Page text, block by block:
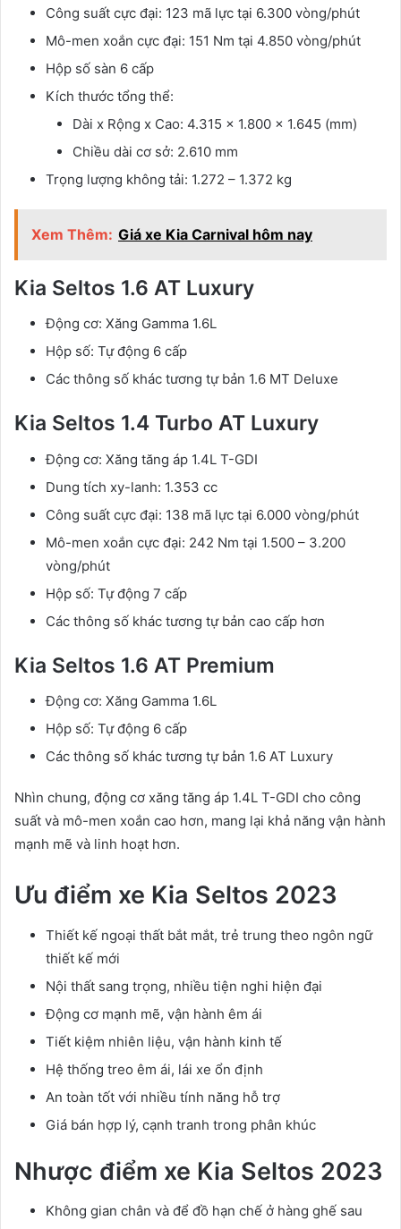
Công suất cực đại: 123 mã lực tại 6.300 vòng/phút
Mô-men xoắn cực đại: 151 Nm tại 4.850 vòng/phút
Hộp số sàn 6 cấp
Kích thước tổng thể:
Dài x Rộng x Cao: 4.315 x 1.800 x 1.645 (mm)
Chiều dài cơ sở: 2.610 mm
Trọng lượng không tải: 1.272 – 1.372 kg
Xem Thêm: Giá xe Kia Carnival hôm nay
Kia Seltos 1.6 AT Luxury
Động cơ: Xăng Gamma 1.6L
Hộp số: Tự động 6 cấp
Các thông số khác tương tự bản 1.6 MT Deluxe
Kia Seltos 1.4 Turbo AT Luxury
Động cơ: Xăng tăng áp 1.4L T-GDI
Dung tích xy-lanh: 1.353 cc
Công suất cực đại: 138 mã lực tại 6.000 vòng/phút
Mô-men xoắn cực đại: 242 Nm tại 1.500 – 3.200
vòng/phút
Hộp số: Tự động 7 cấp
Các thông số khác tương tự bản cao cấp hơn
Kia Seltos 1.6 AT Premium
Động cơ: Xăng Gamma 1.6L
Hộp số: Tự động 6 cấp
Các thông số khác tương tự bản 1.6 AT Luxury
Nhìn chung, động cơ xăng tăng áp 1.4L T-GDI cho công
suất và mô-men xoắn cao hơn, mang lại khả năng vận hành
mạnh mẽ và linh hoạt hơn.
Ưu điểm xe Kia Seltos 2023
Thiết kế ngoại thất bắt mắt, trẻ trung theo ngôn ngữ
thiết kế mới
Nội thất sang trọng, nhiều tiện nghi hiện đại
Động cơ mạnh mẽ, vận hành êm ái
Tiết kiệm nhiên liệu, vận hành kinh tế
Hệ thống treo êm ái, lái xe ổn định
An toàn tốt với nhiều tính năng hỗ trợ
Giá bán hợp lý, cạnh tranh trong phân khúc
Nhược điểm xe Kia Seltos 2023
Không gian chân và để đồ hạn chế ở hàng ghế sau